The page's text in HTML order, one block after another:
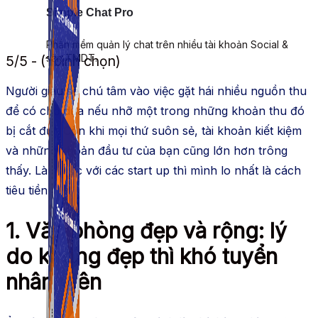
Simple Chat Pro
Phần mềm quản lý chat trên nhiều tài khoản Social &
sàn TMDT.
5/5 - (1 bình chọn)
Người giàu sẽ chú tâm vào việc gặt hái nhiều nguồn thu
để có chỗ dựa nếu nhỡ một trong những khoản thu đó
bị cắt đứt. Còn khi mọi thứ suôn sẻ, tài khoản kiết kiệm
và những khoản đầu tư của bạn cũng lớn hơn trông
thấy. Làm việc với các start up thì mình lo nhất là cách
tiêu tiền
1. Văn phòng đẹp và rộng: lý
do không đẹp thì khó tuyển
nhân viên